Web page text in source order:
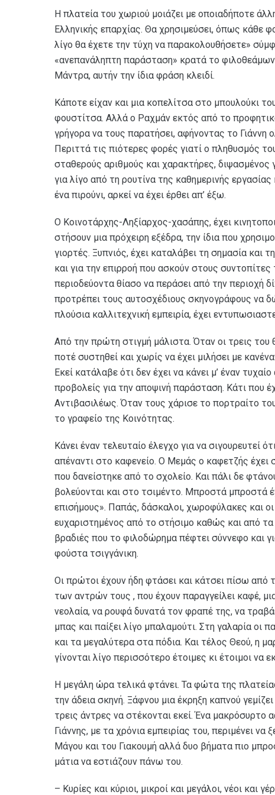
Η πλατεία του χωριού μοιάζει με οποιαδήποτε
Ελληνικής επαρχίας. Θα χρησιμεύσει, όπως κάθε
λίγο θα έχετε την τύχη να παρακολουθήσετε»
«ανεπανάληπτη παράσταση» κρατά το
Μάντρα, αυτήν την ίδια φράση κλειδί.
Κάποτε είχαν και μια κοπελίτσα στο μπουλούκι
φουστίτσα. Αλλά ο Ραχμάν εκτός από το
γρήγορα να τους παρατήσει, αφήνοντας το Γιάννη
Περιττά τις πιότερες φορές γιατί ο πληθυσμός
σταθερούς αριθμούς και χαρακτήρες,
για λίγο από τη ρουτίνα της καθημερινής
ένα πιρούνι, αρκεί να έχει έρθει απ’ έξω.
Ο Κοινοτάρχης-Ληξίαρχος-χασάπης, έχει
στήσουν μια πρόχειρη εξέδρα, την ίδια που
γιορτές. Ξυπνιός, έχει καταλάβει τη σημασία
και για την επιρροή που ασκούν στους
περιοδεύοντα θίασο να περάσει από την περιοχή
προτρέπει τους αυτοσχέδιους σκηνογράφους να
πλούσια καλλιτεχνική εμπειρία, έχει
Από την πρώτη στιγμή μάλιστα. Όταν οι τρεις
ποτέ συστηθεί και χωρίς να έχει μιλήσει με
Εκεί κατάλαβε ότι δεν έχει να κάνει μ’ έναν
προβολείς για την αποψινή παράσταση. Κάτι που
Αντιβασιλέως. Όταν τους χάρισε το πορτραίτο
το γραφείο της Κοινότητας.
Κάνει έναν τελευταίο έλεγχο για να σιγουρευτεί
απέναντι στο καφενείο. Ο Μεμάς ο καφετζής έχει
που δανείστηκε από το σχολείο. Και πάλι δε
βολεύονται και στο τσιμέντο. Μπροστά μπροστά
επισήμους». Παπάς, δάσκαλοι, χωροφύλακες και
ευχαριστημένος από το στήσιμο καθώς και από
βραδιές που το φιλοδώρημα πέφτει σύννεφο και
φούστα τσιγγάνικη.
Οι πρώτοι έχουν ήδη φτάσει και κάτσει πίσω από
των αντρών τους , που έχουν παραγγείλει καφέ,
νεολαία, να ρουφά δυνατά τον φραπέ της, να
μπας και παίξει λίγο μπαλαμούτι. Στη γαλαρία οι
και τα μεγαλύτερα στα πόδια. Και τέλος Θεού, η
γίνονται λίγο περισσότερο έτοιμες κι έτοιμοι να
Η μεγάλη ώρα τελικά φτάνει. Τα φώτα της
την άδεια σκηνή. Ξάφνου μια έκρηξη καπνού
τρεις άντρες να στέκονται εκεί. Ένα
Γιάννης, με τα χρόνια εμπειρίας του, περιμένει να
Μάγου και του Γιακουμή αλλά δυο βήματα πιο
μάτια να εστιάζουν πάνω του.
– Κυρίες και κύριοι, μικροί και μεγάλοι, νέοι και